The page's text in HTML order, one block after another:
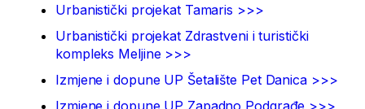
Urbanistički projekat Tamaris >>>
Urbanistički projekat Zdrastveni i turistički
kompleks Meljine >>>
Izmjene i dopune UP Šetalište Pet Danica >>>
Izmjene i dopune UP Zapadno Podgrađe >>>